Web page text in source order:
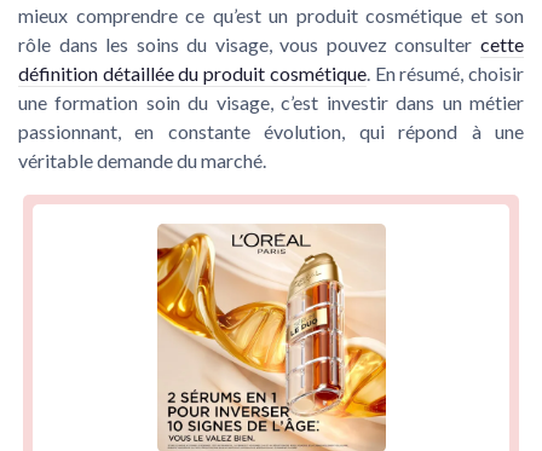
mieux comprendre ce qu’est un produit cosmétique et son
rôle dans les soins du visage, vous pouvez consulter cette
définition détaillée du produit cosmétique. En résumé, choisir
une formation soin du visage, c’est investir dans un métier
passionnant, en constante évolution, qui répond à une
véritable demande du marché.